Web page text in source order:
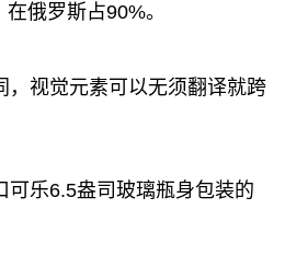
俄罗斯占90%。
视觉元素可以无须翻译就跨
乐6.5盎司玻璃瓶身包装的